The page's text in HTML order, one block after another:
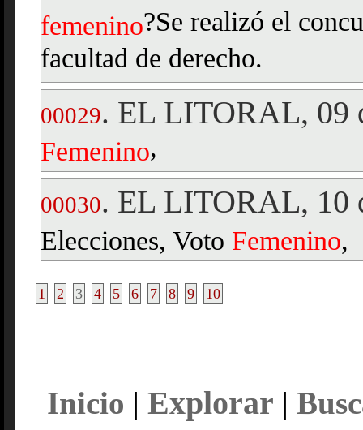
femenino?Se realizó el
facultad de derecho.
00029. EL LITORAL, 09
Femenino,
00030. EL LITORAL, 10
Elecciones, Voto Femenino,
1 2 3 4 5 6 7 8 9 10
Inicio | Explorar |